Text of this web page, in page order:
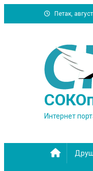
to
Петак,
Интернет